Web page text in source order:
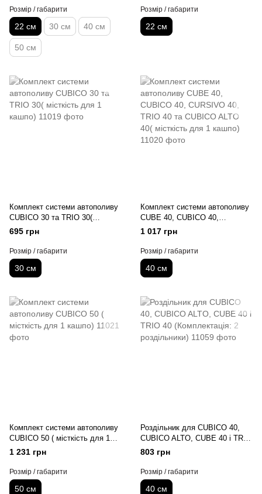
Розмір / габарити
22 см 30 см 40 см
50 см
Розмір / габарити
22 см
Комплект системи автополиву
CUBICO 30 та TRIO 30(
місткість для 1 кашпо)
695 грн
Розмір / габарити
30 см
Комплект системи автополиву
CUBE 40, CUBICO 40,
CURSIVO 40, TRIO 40 та
CUBICO ALTO 40( місткість
для 1 кашпо)
1 017 грн
Розмір / габарити
40 см
Комплект системи автополиву
CUBICO 50 ( місткість для 1
кашпо)
1 231 грн
Розмір / габарити
50 см
Роздільник для CUBICO 40,
CUBICO ALTO, CUBE 40 і TRIO
40 (Комплектація: 2
роздільники)
803 грн
Розмір / габарити
40 см